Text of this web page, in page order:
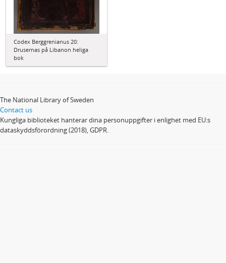
Codex Berggrenianus 20:
Drusernas på Libanon heliga
bok
The National Library of Sweden
Contact us
Kungliga biblioteket hanterar dina personuppgifter i enlighet med EU:s
dataskyddsförordning (2018), GDPR.